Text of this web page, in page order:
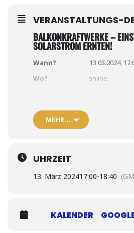
VERANSTALTUNGS-
BALKONKRAFTWERKE –
SOLARSTROM ERNTEN!
Wann? 13.03.2024,
Wo?
online
Anmeldung?
https://join.next.edudip.com/de/
beratung-balkon-pv/1971981
Mehr Infos?
einstecken-solarstrom-ernten/
MEHR…
UHRZEIT
13. März 202417:00-18:40
KALENDER